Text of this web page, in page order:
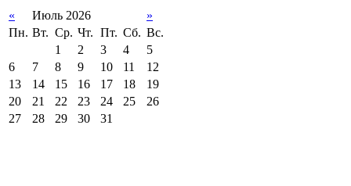
« Июль 2026
»
Пн. Вт. Ср. Чт. Пт. Сб. Вс.
1
2 3 4
5
6
7 8 9 10 11
12
13
14 15 16 17 18
19
20
21 22 23 24 25
26
27
28 29 30 31